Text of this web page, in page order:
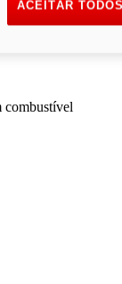
combustível
ACEITAR